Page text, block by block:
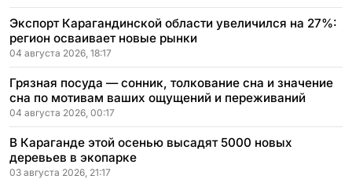
Экспорт Карагандинской области увеличился на 27%:
регион осваивает новые рынки
04 августа 2026, 18:17
Грязная посуда — сонник, толкование сна и значение
сна по мотивам ваших ощущений и переживаний
04 августа 2026, 00:17
В Караганде этой осенью высадят 5000 новых
деревьев в экопарке
03 августа 2026, 21:17